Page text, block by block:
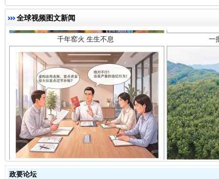
全球视频图文新闻
揭开“小金库”的免责幌子
政要论坛